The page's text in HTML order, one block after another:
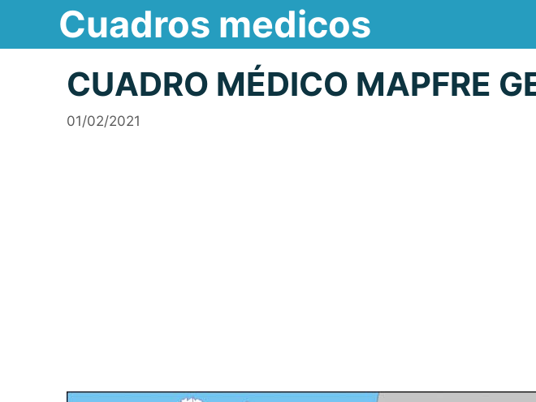
contenido
Cuadros medicos
CUADRO MÉDICO MAPFRE
01/02/2021